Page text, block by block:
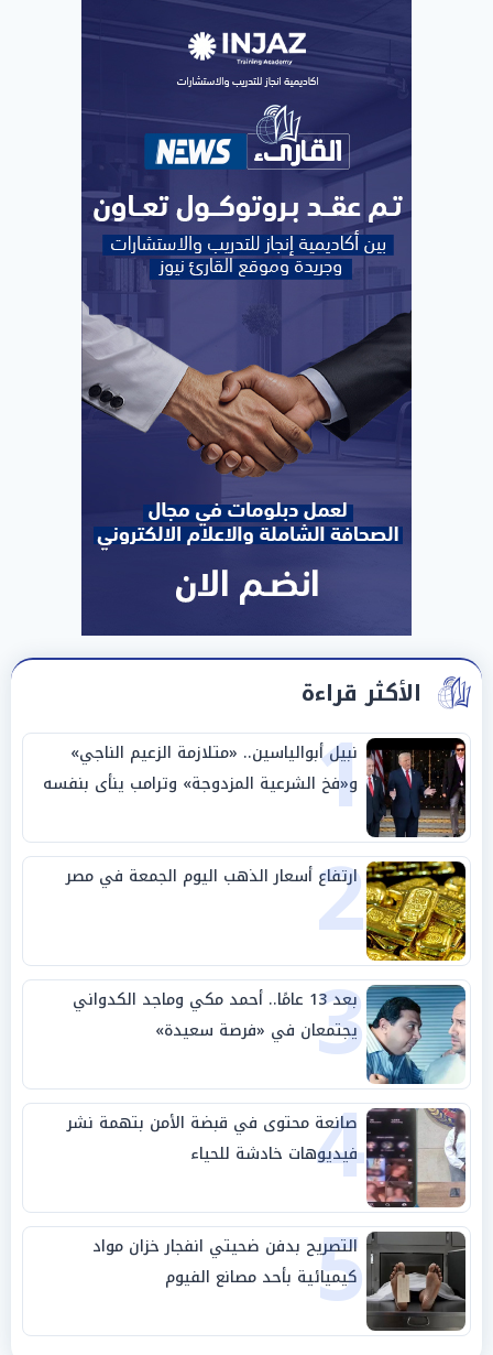
الأكثر قراءة
1
نبيل أبوالياسين.. «متلازمة الزعيم الناجي»
و«فخ الشرعية المزدوجة» وترامب ينأى بنفسه
وحليفه في «ميتم استراتيجي»
2
ارتفاع أسعار الذهب اليوم الجمعة في مصر
3 بعد 13 عامًا.. أحمد مكي وماجد الكدواني
يجتمعان في «فرصة سعيدة»
4
صانعة محتوى في قبضة الأمن بتهمة نشر
فيديوهات خادشة للحياء
5
التصريح بدفن ضحيتي انفجار خزان مواد
كيميائية بأحد مصانع الفيوم